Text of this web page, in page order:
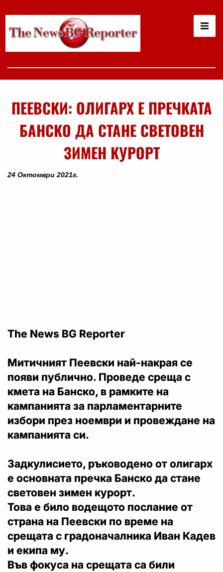
ПЕЕВСКИ: ОЛИГАРХ Е ПРЕЧКАТА
БАНСКО ДА СТАНЕ СВЕТОВЕН
ЗИМЕН КУРОРТ
24 Октомври 2021г.
The News BG Reporter
Митичният Пеевски най-накрая се
появи публично. Проведе среща с
кмета на Банско, в рамките на
кампанията за парламентарните
избори през ноември и провеждане на
кампанията си.
Задкулисието, ръководено от олигарх
е основната пречка Банско да стане
световен зимен курорт.
Това е било водещото послание от
страна на Пеевски по време на
срещата с градоначалника Иван Кадев
и екипа му.
Във фокуса на срещата са били